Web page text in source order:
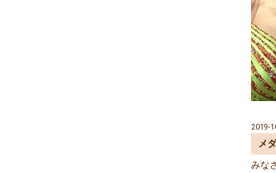
2019-
メ
みな